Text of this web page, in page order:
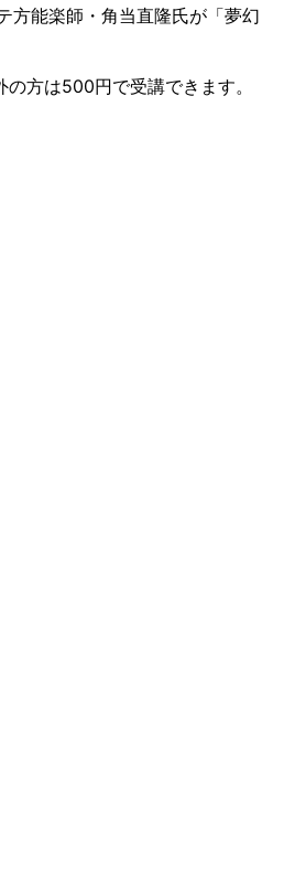
方能楽師・角当直隆氏が「夢幻
方は500円で受講できます。